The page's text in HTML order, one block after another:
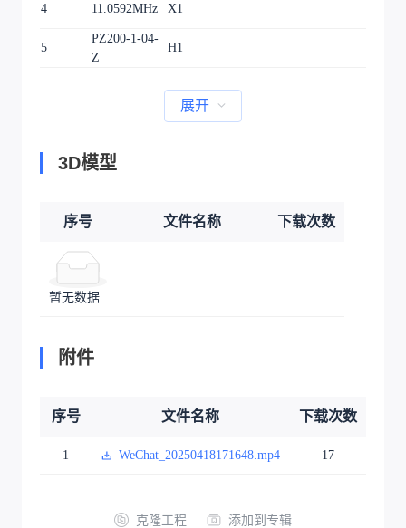
4 11.0592MHz X1
5
PZ200-1-04-
Z
H1
展开
3D模型
序号 文件名称 下载次数
暂无数据
附件
序号 文件名称 下载次数
1 WeChat_20250418171648.mp4 17
克隆工程 添加到专辑